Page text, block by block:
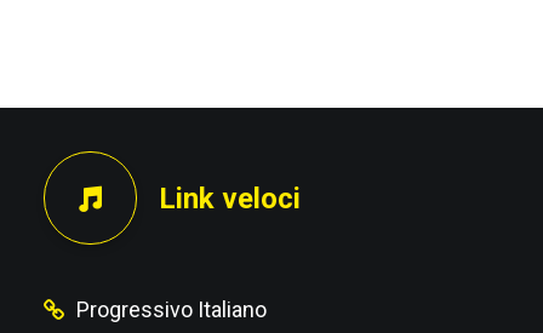
Link veloci
Progressivo Italiano